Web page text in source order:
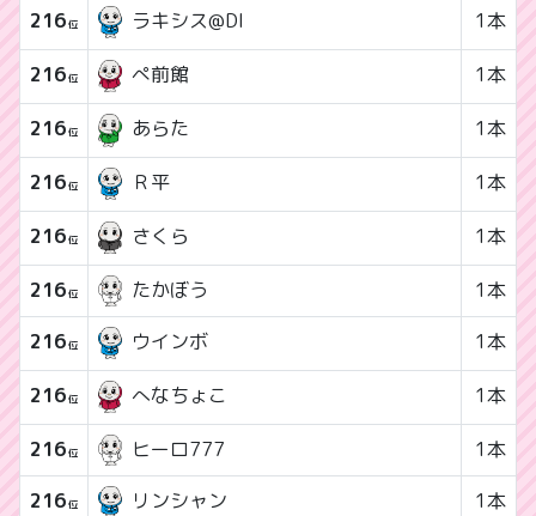
216位 ラキシス@DI 1本
216位 ぺ前館 1本
216位 あらた 1本
216位 Ｒ平 1本
216位 さくら 1本
216位 たかぼう
1本
216位 ウインボ 1本
216位 へなちょこ 1本
216位 ヒーロ777
1本
216位 リンシャン 1本